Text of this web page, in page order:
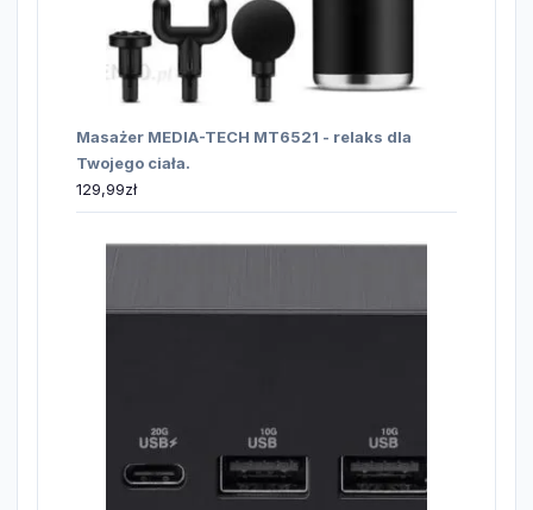
Masażer MEDIA-TECH MT6521 - relaks dla
Twojego ciała.
129,99zł